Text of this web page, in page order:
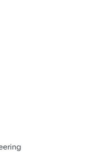
e
um